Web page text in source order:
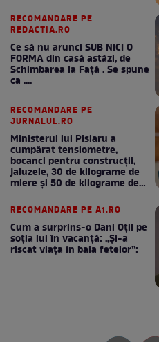
RECOMANDARE PE
REDACTIA.RO
Ce să nu arunci SUB NICI O
FORMA din casă astăzi, de
Schimbarea la Față . Se spune
ca ....
RECOMANDARE PE
JURNALUL.RO
Ministerul lui Pîslaru a
cumpărat tensiometre,
bocanci pentru construcții,
jaluzele, 30 de kilograme de
miere și 50 de kilograme de
RECOMANDARE PE A1.RO
Cum a surprins-o Dani Oțil pe
soția lui în vacanță: „Și-a
riscat viața în baia fetelor”: